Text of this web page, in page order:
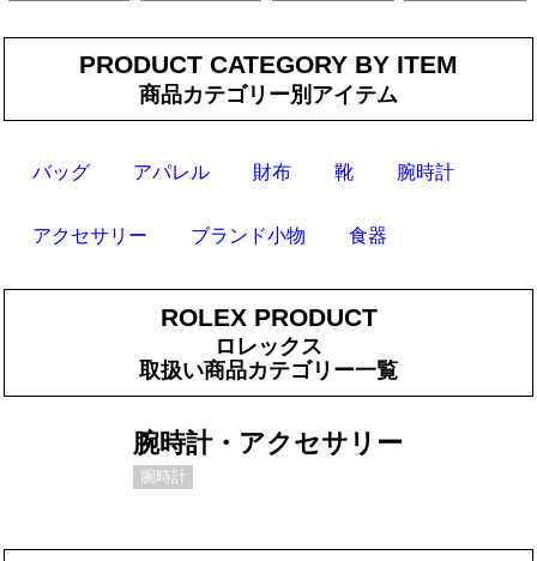
PRODUCT CATEGORY BY ITEM
商品カテゴリー別アイテム
バッグ アパレル 財布 靴 腕時計
アクセサリー ブランド小物 食器
ROLEX PRODUCT
ロレックス
取扱い商品カテゴリー一覧
腕時計・アクセサリー
腕時計